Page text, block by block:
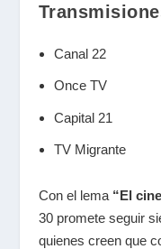
Canal 22
Once TV
Capital 21
TV Migrante
Con el lema “El
30 promete seguir
quienes creen que